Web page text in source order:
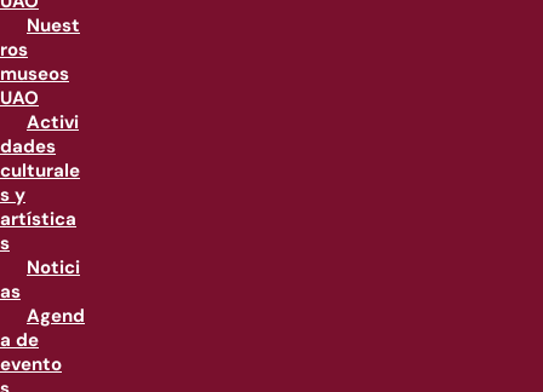
Nuest
ros
museos
UAO
Activi
dades
culturale
s y
artística
s
Notici
as
Agend
a de
evento